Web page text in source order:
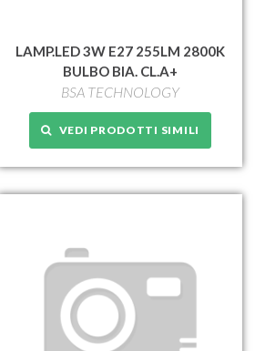
LAMP.LED 3W E27 255LM 2800K
BULBO BIA. CL.A+
BSA TECHNOLOGY
VEDI PRODOTTI SIMILI